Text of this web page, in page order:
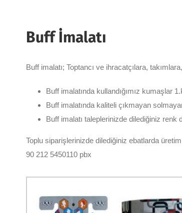
Buff İmalatı
Buff imalatı; Toptancı ve ihracatçılara,
Buff imalatında kullandığımız kumaşlar
Buff imalatında kaliteli çıkmayan
Buff imalatı taleplerinizde dilediğiniz renk
Toplu siparişlerinizde dilediğiniz ebatlarda
90 212 5450110 pbx